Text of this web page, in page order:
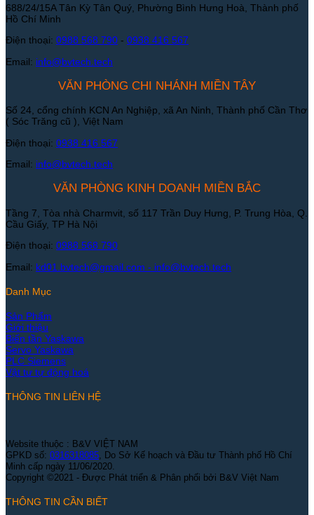
688/24/15A Tân Kỳ Tân Quý, Phường Bình Hưng Hoà, Thành phố
Hồ Chí Minh
Điện thoại: 0988 568 790 - 0938 416 567
Email: info@bvtech.tech
VĂN PHÒNG CHI NHÁNH MIỀN TÂY
Số 24, cổng chính KCN An Nghiệp, xã An Ninh, Thành phố Cần Thơ
( Sóc Trăng cũ ), Việt Nam
Điện thoại: 0938 416 567
Email: info@bvtech.tech
VĂN PHÒNG KINH DOANH MIỀN BẮC
Tầng 7, Tòa nhà Charmvit, số 117 Trần Duy Hưng, P. Trung Hòa, Q.
Cầu Giấy, TP Hà Nội
Điện thoại: 0988 568 790
Email: kd01.bvtech@gmail.com - info@bvtech.tech
Danh Mục
Sản Phẩm
Giới thiệu
Biến tần Yaskawa
Servo Yaskawa
PLC Siemens
Vật tư tự động hoá
THÔNG TIN LIÊN HỆ
Website thuộc : B&V VIỆT NAM
GPKD số: 0316318085, Do Sở Kế hoạch và Đầu tư Thành phố Hồ Chí
Minh cấp ngày 11/06/2020.
Copyright ©2021 - Được Phát triển & Phân phối bởi B&V Việt Nam
THÔNG TIN CẦN BIẾT